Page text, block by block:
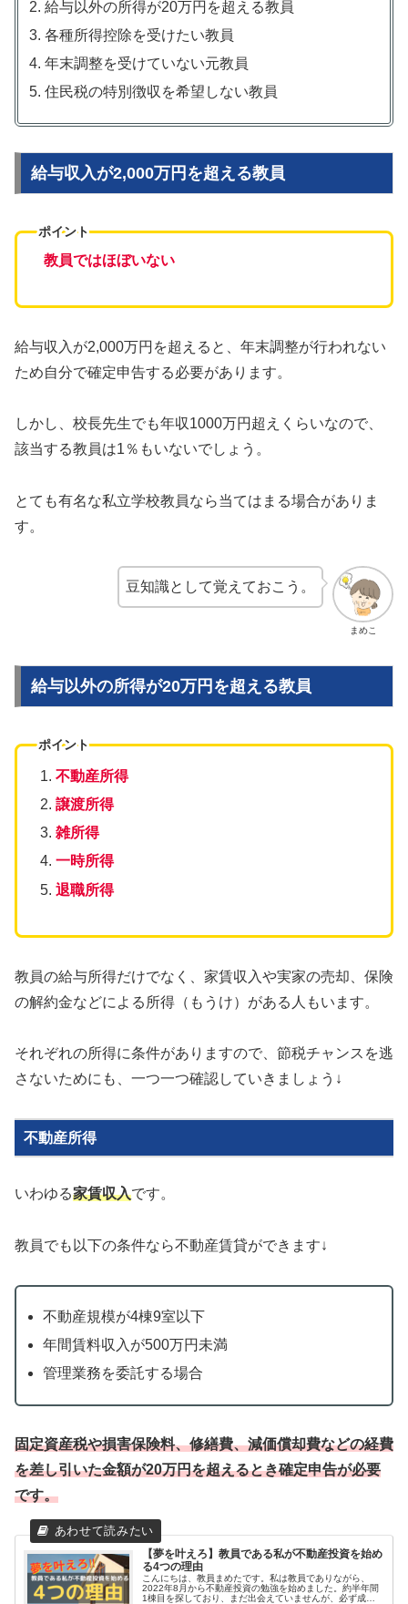
給与以外の所得が20万円を超える教員
各種所得控除を受けたい教員
年末調整を受けていない元教員
住民税の特別徴収を希望しない教員
給与収入が2,000万円を超える教員
ポイント
教員ではほぼいない
給与収入が2,000万円を超えると、年末調整が行われない
ため自分で確定申告する必要があります。
しかし、校長先生でも年収1000万円超えくらいなので、
該当する教員は1％もいないでしょう。
とても有名な私立学校教員なら当てはまる場合がありま
す。
まめこ
豆知識として覚えておこう。
給与以外の所得が20万円を超える教員
ポイント
不動産所得
譲渡所得
雑所得
一時所得
退職所得
教員の給与所得だけでなく、家賃収入や実家の売却、保険
の解約金などによる所得（もうけ）がある人もいます。
それぞれの所得に条件がありますので、節税チャンスを逃
さないためにも、一つ一つ確認していきましょう↓
不動産所得
いわゆる家賃収入です。
教員でも以下の条件なら不動産賃貸ができます↓
不動産規模が4棟9室以下
年間賃料収入が500万円未満
管理業務を委託する場合
固定資産税や損害保険料、修繕費、減価償却費などの経費
を差し引いた金額が20万円を超えるとき確定申告が必要
です。
【夢を叶えろ】教員である私が不動産投資を始め
る4つの理由
こんにちは、教員まめたです。私は教員でありながら、
2022年8月から不動産投資の勉強を始めました。約半年間
1棟目を探しており、まだ出会えていませんが、必ず成功